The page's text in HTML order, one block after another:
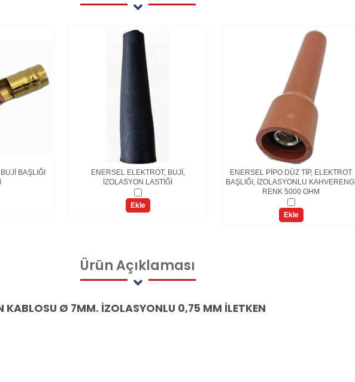
BAŞLIĞI
ENERSEL ELEKTROT, BUJİ,
İZOLASYON LASTİĞİ
Ekle
ENERSEL PİPO DÜZ TİP, ELEKTROT
BAŞLIĞI, İZOLASYONLU KAHVERENGİ
RENK 5000 OHM
Ekle
ÜrünAçıklaması
KABLOSU Ø 7MM. İZOLASYONLU 0,75 MM İLETKEN